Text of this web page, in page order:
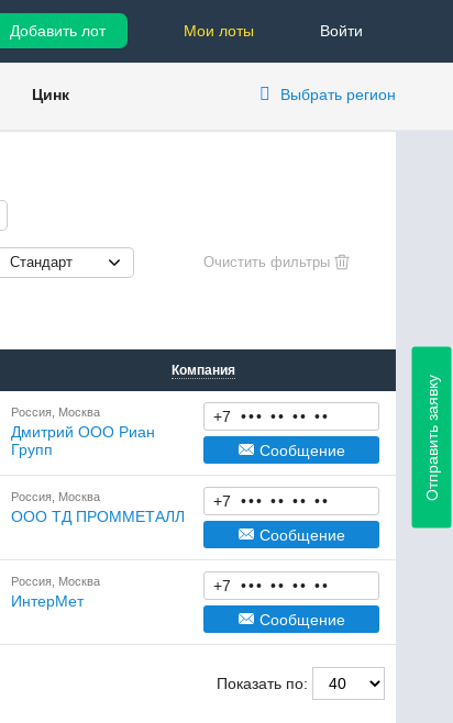
Войти
Мои лоты
Добавить лот
Цинк Выбрать регион
Стандарт
Компания
Россия, Москва
Дмитрий ООО Риан
Групп
+7 ••• •• •• ••
Сообщение
Россия, Москва
ООО ТД ПРОММЕТАЛЛ
+7 ••• •• •• ••
Сообщение
Россия, Москва
ИнтерМет
+7 ••• •• •• ••
Сообщение
Показать по:
Отправить заявку